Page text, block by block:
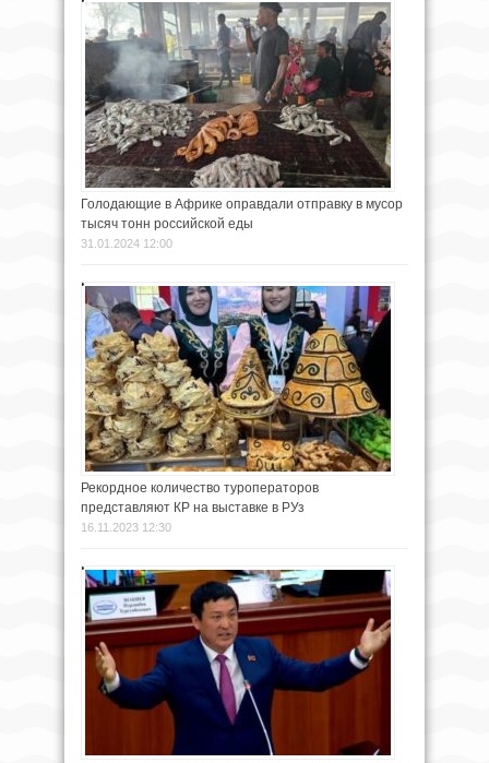
Голодающие в Африке оправдали отправку в мусор
тысяч тонн российской еды
31.01.2024 12:00
Рекордное количество туроператоров
представляют КР на выставке в РУз
16.11.2023 12:30